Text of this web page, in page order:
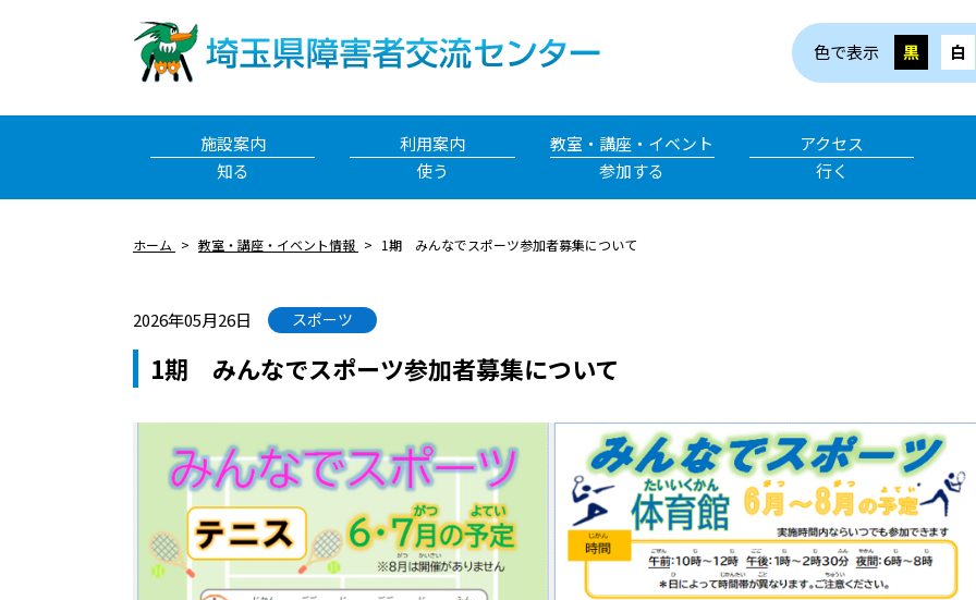
色で表示 黒 白
施設案内
知る
利用案内
使う
教室・講座・イベント
参加する
アクセス
行く
ホーム 教室・講座・イベント情報 1期 みんなでスポーツ参加者募集について
2026年05月26日 スポーツ
1期 みんなでスポーツ参加者募集について